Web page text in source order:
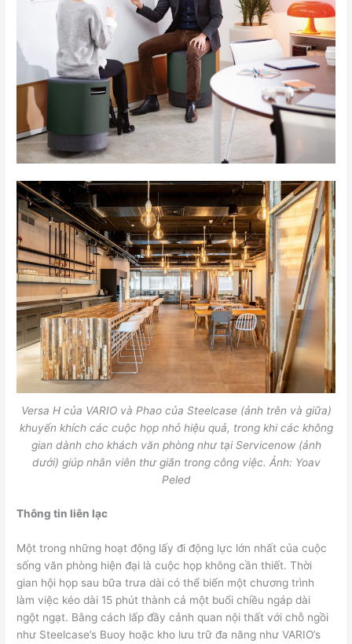
Versa H của VARIO và Phao của Steelcase (ảnh trên và giữa)
khuyến khích các cuộc họp nhỏ hiệu quả, trong khi các không
gian dành cho khách văn phòng như tại Servicenow (ảnh
dưới) giúp nhân viên thư giãn trong công việc. Ảnh: Yoav
Peled
Thông tin liên lạc
Một trong những hoạt động lấy đi động lực lớn nhất của cuộc
sống văn phòng hiện đại là cuộc họp không cần thiết. Thời
gian hội họp sau bữa trưa dài có thể biến một chương trình
làm việc kéo dài 15 phút thành cả một buổi chiều ngáp dài
ngột ngạt. Bằng cách lấp đầy cảnh quan nội thất với chỗ ngồi
như Steelcase’s Buoy hoặc kho lưu trữ đa năng như VARIO’s